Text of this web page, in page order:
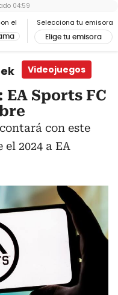
el Selecciona tu emisora
Elige tu emisora
04:59
Videojuegos
Sports FC
con este
2024 a EA